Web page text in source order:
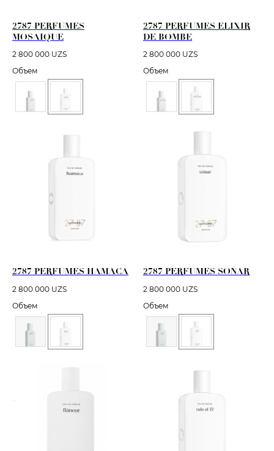
2787 PERFUMES
MOSAIQUE
2 800 000 UZS
Объем
2787 PERFUMES ELIXIR
DE BOMBE
2 800 000 UZS
Объем
2787 PERFUMES HAMACA
2 800 000 UZS
Объем
2787 PERFUMES SONAR
2 800 000 UZS
Объем